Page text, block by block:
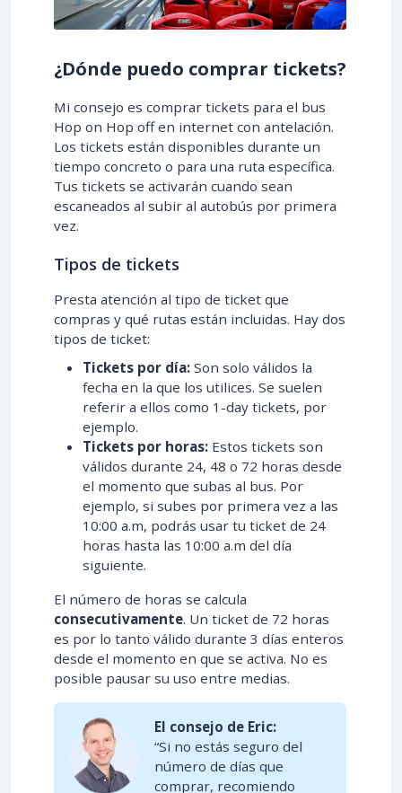
¿Dónde puedo comprar tickets?
Mi consejo es comprar tickets para el bus
Hop on Hop off en internet con antelación.
Los tickets están disponibles durante un
tiempo concreto o para una ruta específica.
Tus tickets se activarán cuando sean
escaneados al subir al autobús por primera
vez.
Tipos de tickets
Presta atención al tipo de ticket que
compras y qué rutas están incluidas. Hay dos
tipos de ticket:
Tickets por día: Son solo válidos la
fecha en la que los utilices. Se suelen
referir a ellos como 1-day tickets, por
ejemplo.
Tickets por horas: Estos tickets son
válidos durante 24, 48 o 72 horas desde
el momento que subas al bus. Por
ejemplo, si subes por primera vez a las
10:00 a.m, podrás usar tu ticket de 24
horas hasta las 10:00 a.m del día
siguiente.
El número de horas se calcula
consecutivamente. Un ticket de 72 horas
es por lo tanto válido durante 3 días enteros
desde el momento en que se activa. No es
posible pausar su uso entre medias.
El consejo de Eric:
“Si no estás seguro del
número de días que
comprar, recomiendo